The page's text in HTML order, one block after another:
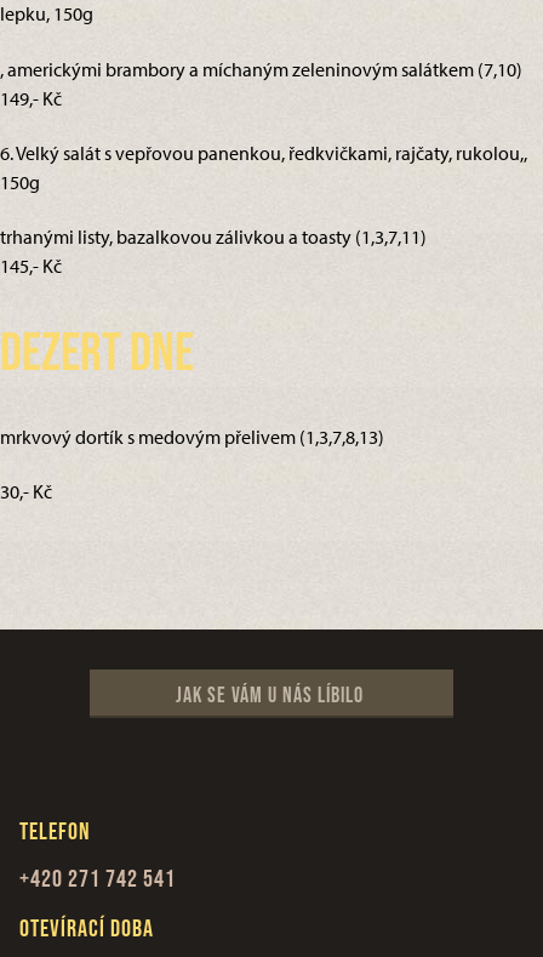
lepku, 150g
, americkými brambory a míchaným zeleninovým salátkem (7,10)
149,- Kč
6. Velký salát s vepřovou panenkou, ředkvičkami, rajčaty, rukolou,,
150g
trhanými listy, bazalkovou zálivkou a toasty (1,3,7,11)
145,- Kč
Dezert dne
mrkvový dortík s medovým přelivem (1,3,7,8,13)
30,- Kč
Jak se vám u nás líbilo
Telefon
+420 271 742 541
Otevírací doba